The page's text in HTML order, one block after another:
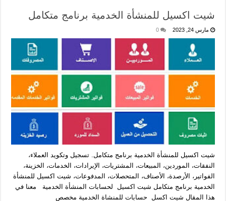
شيت اكسيل للمنشأة الخدمية برنامج متكامل
مارس 24, 2023 0
شيت اكسيل للمنشأة الخدمية برنامج متكامل. تسجيل وتكويد العملاء،
النفقات، الموردين، المبيعات، المشتريات، الإيرادات، الخدمات، الخزينة،
الفواتير، الأرصدة، الأصناف، المتحصلات، المدفوعات، شيت اكسيل للمنشأة
الخدمية برنامج متكامل شيت اكسيل لحسابات المنشأة الخدمية معنا في
هذا المقال شيت اكسل حسابات للمنشاة الخدمية مخصص